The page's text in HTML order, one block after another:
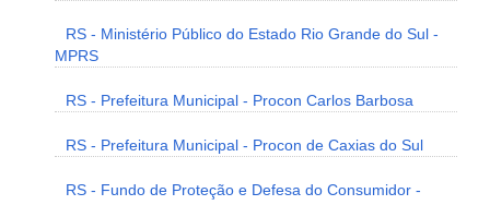
RS - Ministério Público do Estado Rio Grande do Sul -
MPRS
RS - Prefeitura Municipal - Procon Carlos Barbosa
RS - Prefeitura Municipal - Procon de Caxias do Sul
RS - Fundo de Proteção e Defesa do Consumidor -